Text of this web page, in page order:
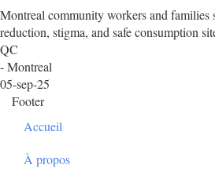
Montreal community workers and families
reduction, stigma, and safe consumption
QC
- Montreal
05-sep-25
Footer
Accueil
À propos